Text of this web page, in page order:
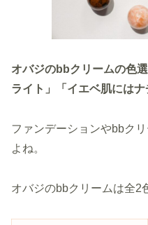
オバジのbbクリームの色
ライト」「イエベ肌には
ファンデーションやbbク
よね。
オバジのbbクリームは全2